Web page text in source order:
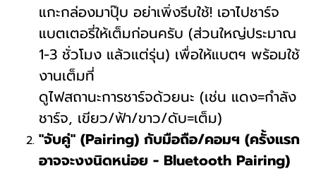
แกะกล่องมาปุ๊บ อย่าเพิ่งรีบใช้! เอาไปชาร์จ
แบตเตอรี่ให้เต็มก่อนครับ (ส่วนใหญ่ประมาณ
1-3 ชั่วโมง แล้วแต่รุ่น) เพื่อให้แบตฯ พร้อมใช้
งานเต็มที่
ดูไฟสถานะการชาร์จด้วยนะ (เช่น แดง=กำลัง
ชาร์จ, เขียว/ฟ้า/ขาว/ดับ=เต็ม)
"จับคู่" (Pairing) กับมือถือ/คอมฯ (ครั้งแรก
อาจจะงงนิดหน่อย - Bluetooth Pairing)